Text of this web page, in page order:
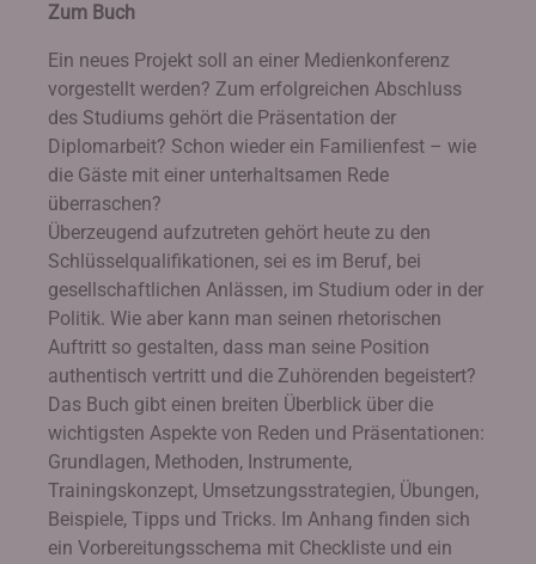
Zum Buch
Ein neues Projekt soll an einer Medienkonferenz
vorgestellt werden? Zum erfolgreichen Abschluss
des Studiums gehört die Präsentation der
Diplomarbeit? Schon wieder ein Familienfest – wie
die Gäste mit einer unterhaltsamen Rede
überraschen?
Überzeugend aufzutreten gehört heute zu den
Schlüsselqualifikationen, sei es im Beruf, bei
gesellschaftlichen Anlässen, im Studium oder in der
Politik. Wie aber kann man seinen rhetorischen
Auftritt so gestalten, dass man seine Position
authentisch vertritt und die Zuhörenden begeistert?
Das Buch gibt einen breiten Überblick über die
wichtigsten Aspekte von Reden und Präsentationen:
Grundlagen, Methoden, Instrumente,
Trainingskonzept, Umsetzungsstrategien, Übungen,
Beispiele, Tipps und Tricks. Im Anhang finden sich
ein Vorbereitungsschema mit Checkliste und ein